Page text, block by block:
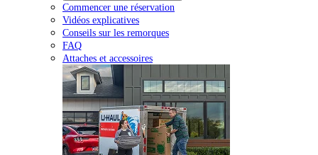
Commencer une réservation
Vidéos explicatives
Conseils sur les remorques
FAQ
Attaches et accessoires